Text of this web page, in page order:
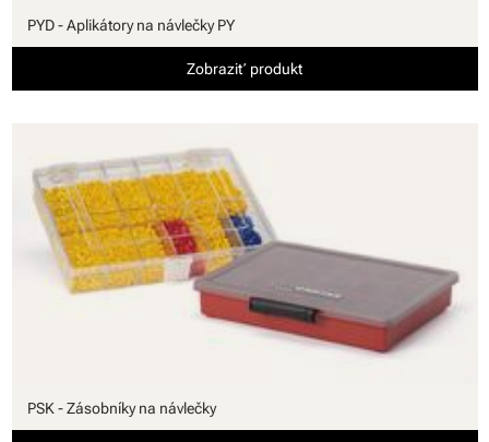
PYD - Aplikátory na návlečky PY
Zobraziť produkt
PSK - Zásobníky na návlečky